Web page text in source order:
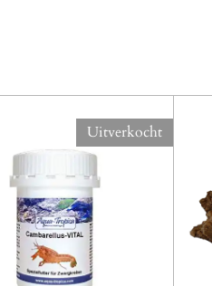
Uitverkocht